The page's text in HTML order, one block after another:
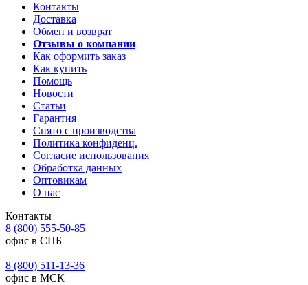
Контакты
Доставка
Обмен и возврат
Отзывы о компании
Как оформить заказ
Как купить
Помощь
Новости
Статьи
Гарантия
Снято с производства
Политика конфиденц.
Согласие использования
Обработка данных
Оптовикам
О нас
Контакты
8 (800) 555-50-85
офис в СПБ
8 (800) 511-13-36
офис в МСК